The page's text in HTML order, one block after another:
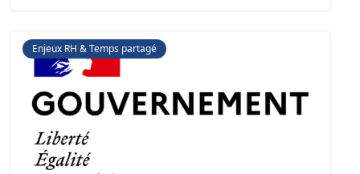
Enjeux RH & Temps partagé